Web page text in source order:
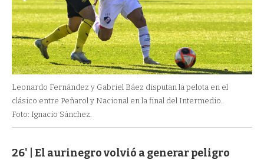
Leonardo Fernández y Gabriel Báez disputan la pelota en el
clásico entre Peñarol y Nacional en la final del Intermedio.
Foto: Ignacio Sánchez.
26' | El aurinegro volvió a generar peligro